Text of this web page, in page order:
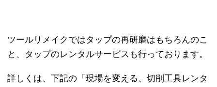
ツールリメイクではタップの再研磨はもちろんのこ
と、タップのレンタルサービスも行っております。
詳しくは、下記の「現場を変える、切削工具レンタ